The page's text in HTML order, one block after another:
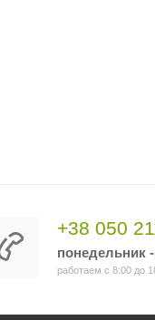
+38 050
понедельник
работаем с 8:00 до